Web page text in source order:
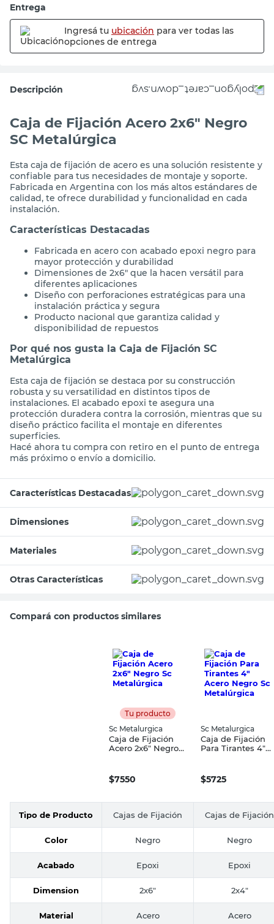
Entrega
Ingresá tu ubicación para ver todas las
opciones de entrega
Descripción
Caja de Fijación Acero 2x6" Negro
SC Metalúrgica
Esta caja de fijación de acero es una solución resistente y
confiable para tus necesidades de montaje y soporte.
Fabricada en Argentina con los más altos estándares de
calidad, te ofrece durabilidad y funcionalidad en cada
instalación.
Características Destacadas
Fabricada en acero con acabado epoxi negro para
mayor protección y durabilidad
Dimensiones de 2x6" que la hacen versátil para
diferentes aplicaciones
Diseño con perforaciones estratégicas para una
instalación práctica y segura
Producto nacional que garantiza calidad y
disponibilidad de repuestos
Por qué nos gusta la Caja de Fijación SC
Metalúrgica
Esta caja de fijación se destaca por su construcción
robusta y su versatilidad en distintos tipos de
instalaciones. El acabado epoxi te asegura una
protección duradera contra la corrosión, mientras que su
diseño práctico facilita el montaje en diferentes
superficies.
Hacé ahora tu compra con retiro en el punto de entrega
más próximo o envío a domicilio.
Características Destacadas
Dimensiones
Materiales
Otras Características
Compará con productos similares
Tu producto
Sc Metalurgica
Caja de Fijación
Acero 2x6" Negro
$7550
Sc Metalurgica
Caja de Fijación
Para Tirantes 4"
$5725
Tipo de Producto Cajas de Fijación Cajas de Fijación
Color Negro Negro
Acabado Epoxi Epoxi
Dimension 2x6" 2x4"
Material Acero Acero